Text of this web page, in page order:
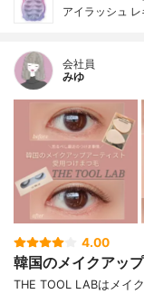
アイラッシュ
会社員
みゆ
4.00
韓国のメイクアッ
THE TOOL LABはメイ